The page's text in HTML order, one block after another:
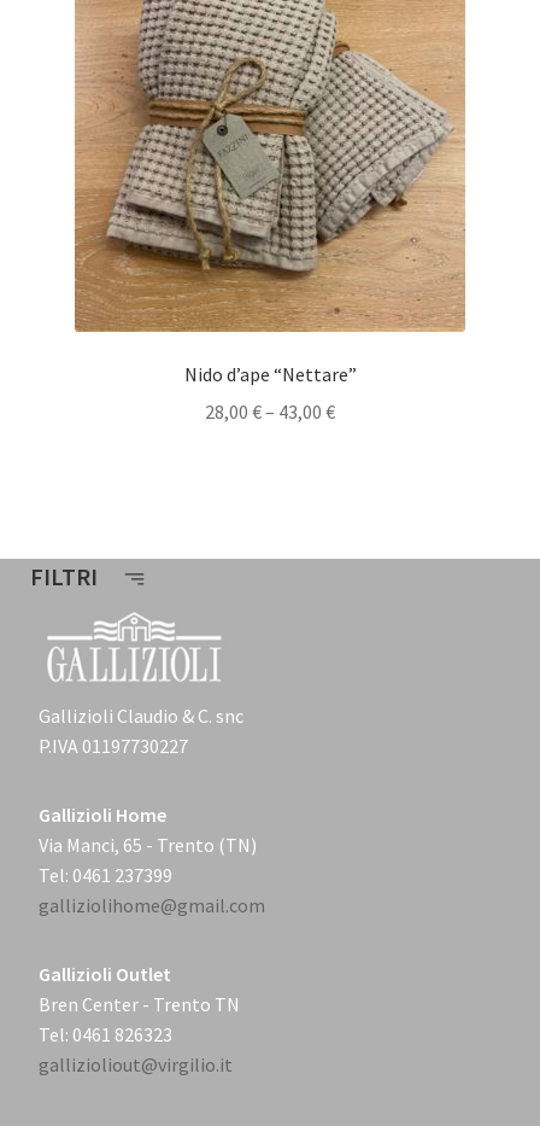
Nido d’ape “Nettare”
28,00 €– 43,00 €
FILTRI
Gallizioli Claudio & C. snc
P.IVA 01197730227
Gallizioli Home
Via Manci, 65 - Trento (TN)
Tel: 0461 237399
galliziolihome@gmail.com
Gallizioli Outlet
Bren Center - Trento TN
Tel: 0461 826323
gallizioliout@virgilio.it